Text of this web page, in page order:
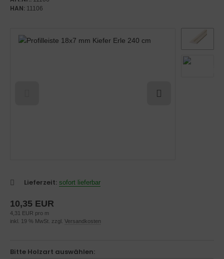
HAN: 11106
Lieferzeit: sofort lieferbar
10,35 EUR
4,31 EUR pro m
inkl. 19 % MwSt. zzgl. Versandkosten
Bitte Holzart auswählen:
technisch